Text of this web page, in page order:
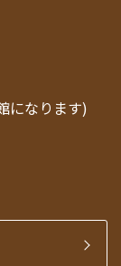
になります)